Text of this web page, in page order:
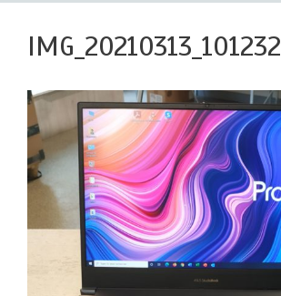
IMG_20210313_101232